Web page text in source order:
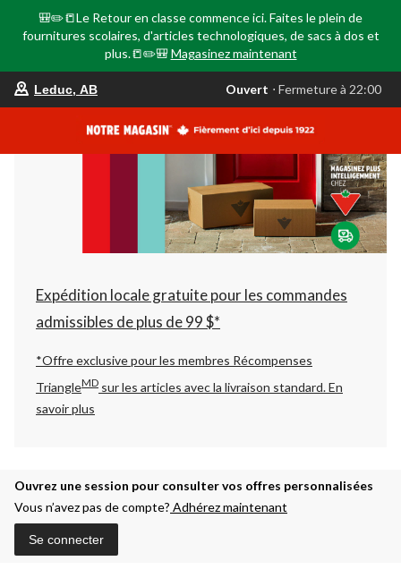
🎒✏️📒Le Retour en classe commence ici. Faites le plein de
fournitures scolaires, d'articles technologiques, de sacs à dos et
plus.📒✏️🎒 Magasinez maintenant
votre
est
AB,
Ouvert,
Fermeture
à
22:00
changer
Leduc, AB Ouvert ⋅ Fermeture à 22:00
Expédition locale gratuite pour les commandes
admissibles de plus de 99 $*
*Offre exclusive pour les membres Récompenses
TriangleMD sur les articles avec la livraison standard.En
savoir plus
Ouvrez une session pour consulter vos offres personnalisées
Vous n’avez pas de compte? Adhérez maintenant
Se connecter